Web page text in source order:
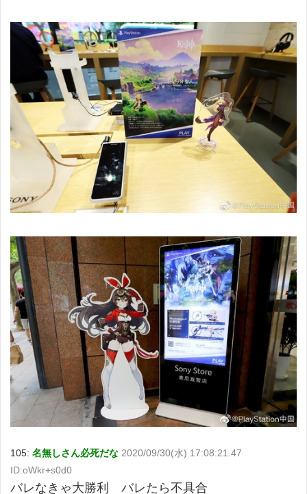
105: 名無しさん必死だな 2020/09/30(水) 17:08:21.47
ID:oWkr+s0d0
バレなきゃ大勝利 バレたら不具合